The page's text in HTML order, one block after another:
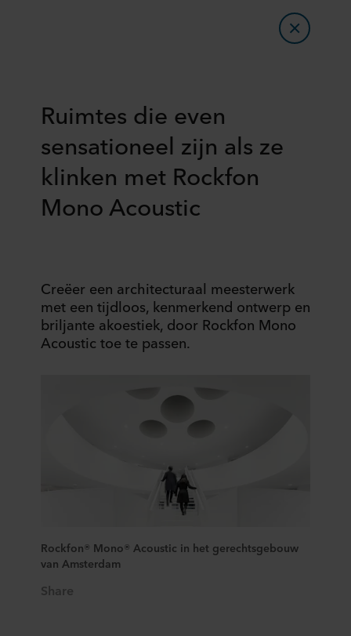
Ruimtes die even
sensationeel zijn als ze
klinken met Rockfon
Mono Acoustic
Creëer een architecturaal meesterwerk
met een tijdloos, kenmerkend ontwerp en
briljante akoestiek, door Rockfon Mono
Acoustic toe te passen.
Rockfon® Mono® Acoustic in het gerechtsgebouw
van Amsterdam
Share